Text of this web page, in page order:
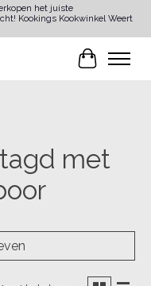
het juiste
Kookings Kookwinkel Weert
met